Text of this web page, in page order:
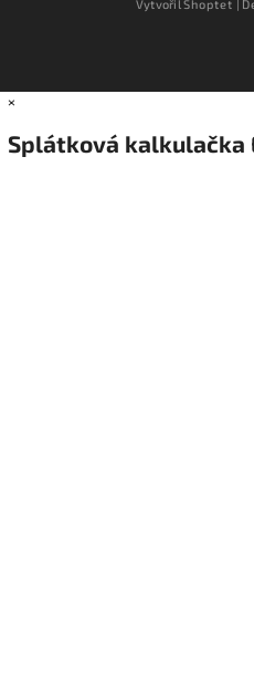
VytvořilShoptet |
×
Splátková kalkulačka